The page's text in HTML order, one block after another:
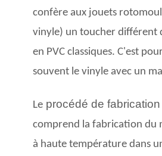
confère aux jouets
vinyle) un toucher différent
en PVC classiques. C'est
souvent le vinyle avec un
Le procédé de
comprend la fabrication du
à haute température dans